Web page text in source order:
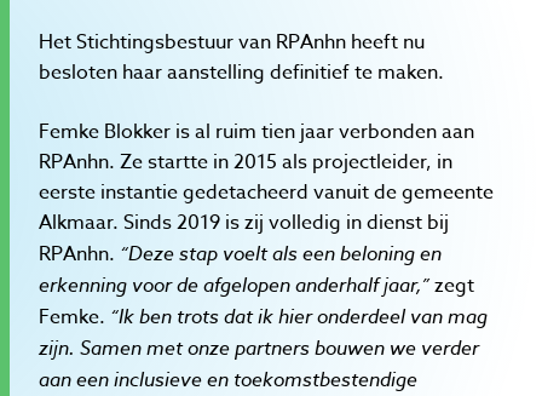
Het Stichtingsbestuur van RPAnhn heeft nu
besloten haar aanstelling definitief te maken.
Femke Blokker is al ruim tien jaar verbonden aan
RPAnhn. Ze startte in 2015 als projectleider, in
eerste instantie gedetacheerd vanuit de gemeente
Alkmaar. Sinds 2019 is zij volledig in dienst bij
RPAnhn. “Deze stap voelt als een beloning en
erkenning voor de afgelopen anderhalf jaar,”zegt
Femke. “Ik ben trots dat ik hier onderdeel van mag
zijn. Samen met onze partners bouwen we verder
aan een inclusieve en toekomstbestendige